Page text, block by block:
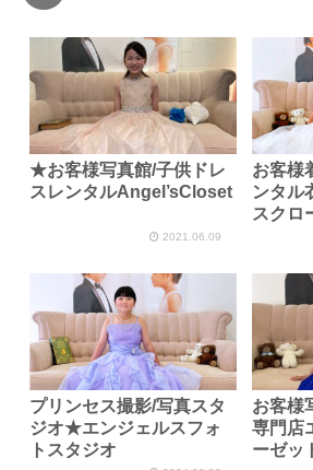
★お客様写真館/子供ドレ
スレンタルAngel’sCloset
2021.06.09
お客様
ンタル
スクロ
プリンセス撮影/写真スタ
ジオ★エンジェルスフォ
トスタジオ
お客様
専門店
ーゼッ